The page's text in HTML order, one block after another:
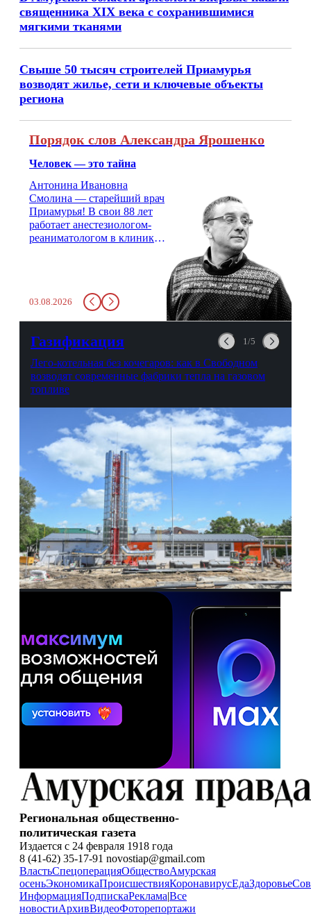
священника XIX века с сохранившимися
мягкими тканями
Свыше 50 тысяч строителей Приамурья
возводят жилье, сети и ключевые объекты
региона
Порядок слов Александра Ярошенко
Человек — это тайна
Антонина Ивановна
Смолина — старейший врач
Приамурья! В свои 88 лет
работает анестезиологом-
реаниматологом в клинике
стажем о жизни, смерти
душе и духе. Откровенно о
03.08.2026
Газификация 1/5
Лего-котельная без кочегаров: как в Свободном
возводят современные фабрики тепла на газовом
топливе
Региональная общественно-
политическая газета
Издается с 24 февраля 1918 года
8 (41-62) 35-17-91 novostiap@gmail.com
ВластьСпецоперацияОбществоАмурская
осеньЭкономикаПроисшествияКоронавирусЕдаЗдоровье
ИнформацияПодпискаРеклама|Все
новостиАрхивВидеоФоторепортажи